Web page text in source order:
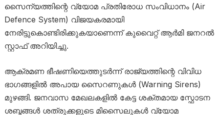
സൈന്യത്തിന്റെ വ്യോമ പ്രതിരോധ സംവിധാനം (Air
Defence System) വിജയകരമായി
നേരിട്ടുകൊണ്ടിരിക്കുകയാണെന്ന് കുവൈറ്റ് ആർമി ജനറൽ
സ്റ്റാഫ് അറിയിച്ചു.
ആക്രമണ ഭീഷണിയെത്തുടർന്ന് രാജ്യത്തിന്റെ വിവിധ
ഭാഗങ്ങളിൽ അപായ സൈറണുകൾ (Warning Sirens)
മുഴങ്ങി. ജനവാസ മേഖലകളിൽ കേട്ട ശക്തമായ സ്ഫോടന
ശബ്ദങ്ങൾ ശത്രുക്കളുടെ മിസൈലുകൾ വ്യോമ